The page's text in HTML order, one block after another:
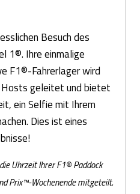
Besuch des
1®. Ihre einmalige
F1®-Fahrerlager wird
Hosts geleitet und bietet
ein Selfie mit Ihrem
Dies ist eines
Uhrzeit Ihrer F1® Paddock
Prix™-Wochenende mitgeteilt.